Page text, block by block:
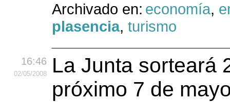
Archivado en: economía,
plasencia, turismo
16:46
02/05/2008
La Junta sorteará
próximo 7 de